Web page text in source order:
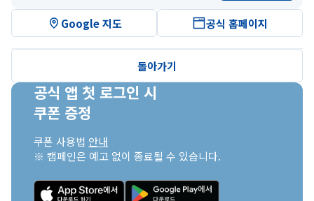
Google 지도 공식 홈페이지
돌아가기
공식 앱 첫 로그인 시
쿠폰 증정
쿠폰 사용법 안내
※ 캠페인은 예고 없이 종료될 수 있습니다.